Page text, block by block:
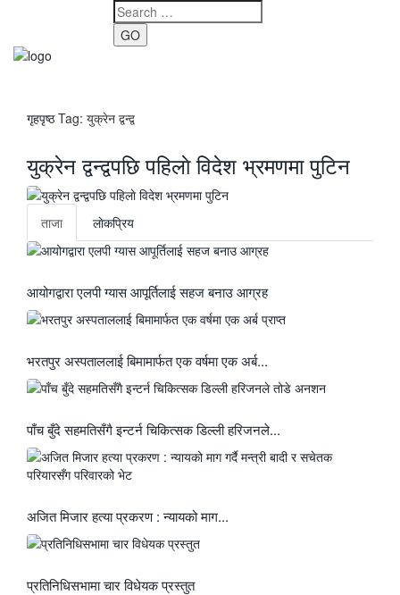
GO
गृहपृष्ठTag: युक्रेन द्वन्द्व
युक्रेन द्वन्द्वपछि पहिलाे विदेश भ्रमणमा पुटिन
ताजा लाेकप्रिय
आयोगद्वारा एलपी ग्यास आपूर्तिलाई सहज बनाउ आग्रह
भरतपुर अस्पताललाई बिमामार्फत एक वर्षमा एक अर्ब...
पाँच बुँदे सहमतिसँगै इन्टर्न चिकित्सक डिल्ली हरिजनले...
अजित मिजार हत्या प्रकरण : न्यायको माग...
प्रतिनिधिसभामा चार विधेयक प्रस्तुत